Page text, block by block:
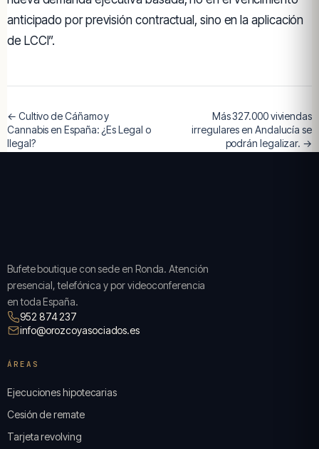
anticipado por previsión contractual, sino en la aplicación
de LCCI”.
← Cultivo de Cáñamo y
Cannabis en España: ¿Es Legal o
Ilegal?
Más 327.000 viviendas
irregulares en Andalucía se
podrán legalizar. →
Bufete boutique con sede en Ronda. Atención
presencial, telefónica y por videoconferencia
en toda España.
952 874 237
info@orozcoyasociados.es
ÁREAS
Ejecuciones hipotecarias
Cesión de remate
Tarjeta revolving